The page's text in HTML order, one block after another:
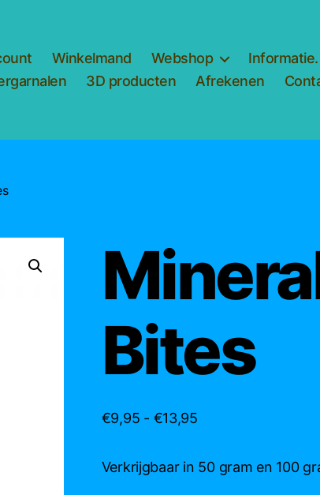
Winkelmand Webshop Informatie.
3D producten Afrekenen
Bites
€9,95 - €13,95Prijsklasse:
tot
€13,95
Verkrijgbaar in 50 gram en 100